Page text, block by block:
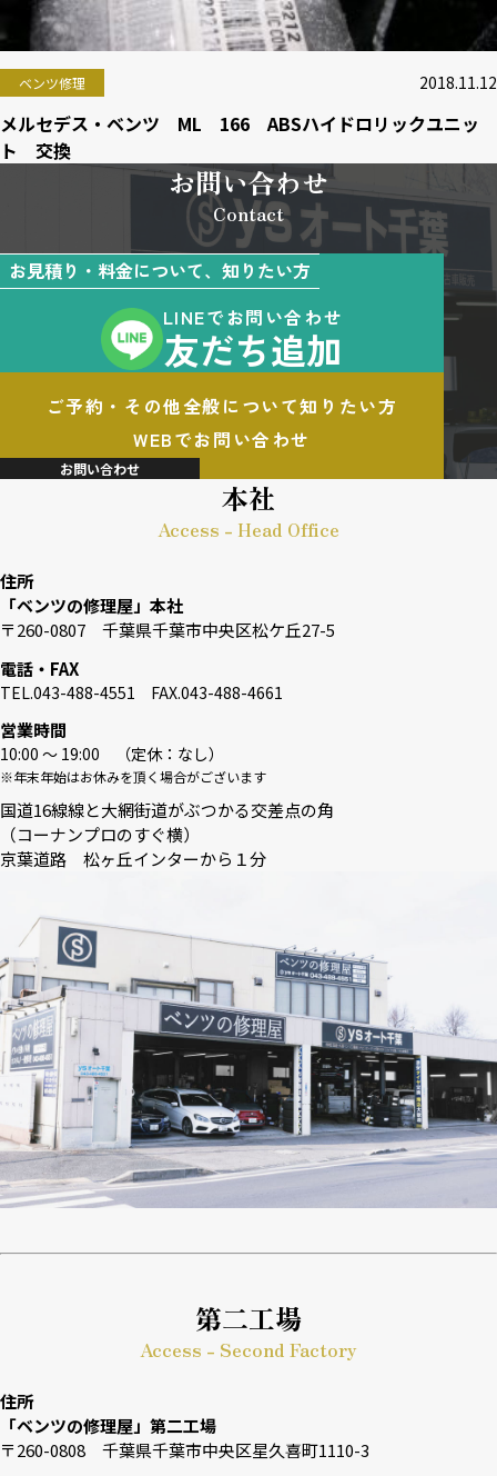
ベンツ修理 2018.11.12
メルセデス・ベンツ ML 166 ABSハイドロリックユニッ
ト 交換
お問い合わせ
Contact
お見積り・料金について、知りたい方
LINEでお問い合わせ
友だち追加
ご予約・その他全般について知りたい方
WEBでお問い合わせ
お問い合わせ
本社
Access - Head Office
住所
「ベンツの修理屋」本社
〒260-0807 千葉県千葉市中央区松ケ丘27-5
電話・FAX
TEL.043-488-4551 FAX.043-488-4661
営業時間
10:00 〜 19:00 （定休：なし）
※年末年始はお休みを頂く場合がございます
国道16線線と大網街道がぶつかる交差点の角
（コーナンプロのすぐ横）
京葉道路 松ヶ丘インターから１分
第二工場
Access - Second Factory
住所
「ベンツの修理屋」第二工場
〒260-0808 千葉県千葉市中央区星久喜町1110-3